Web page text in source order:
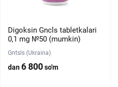
Digoksin Gncls tabletkalari
0,1 mg №50 (mumkin)
Gntsls (Ukraina)
dan6 800so'm